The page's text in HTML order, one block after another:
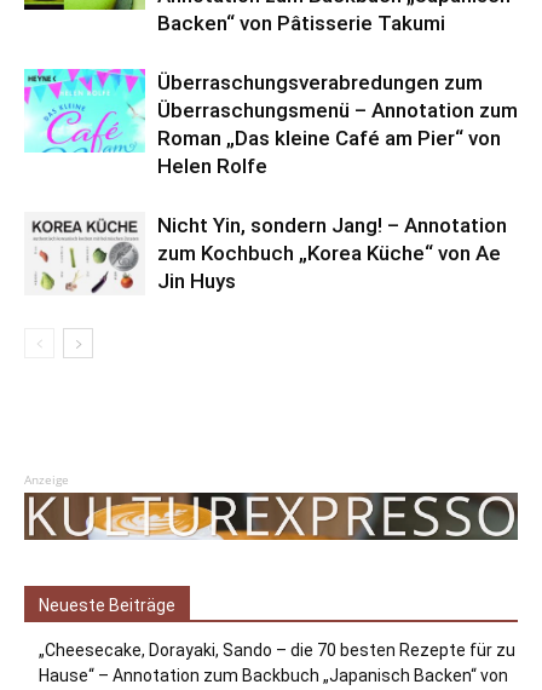
Backen“ von Pâtisserie Takumi
Überraschungsverabredungen zum
Überraschungsmenü – Annotation zum
Roman „Das kleine Café am Pier“ von
Helen Rolfe
Nicht Yin, sondern Jang! – Annotation
zum Kochbuch „Korea Küche“ von Ae
Jin Huys
Anzeige
Neueste Beiträge
„Cheesecake, Dorayaki, Sando – die 70 besten Rezepte für zu
Hause“ – Annotation zum Backbuch „Japanisch Backen“ von